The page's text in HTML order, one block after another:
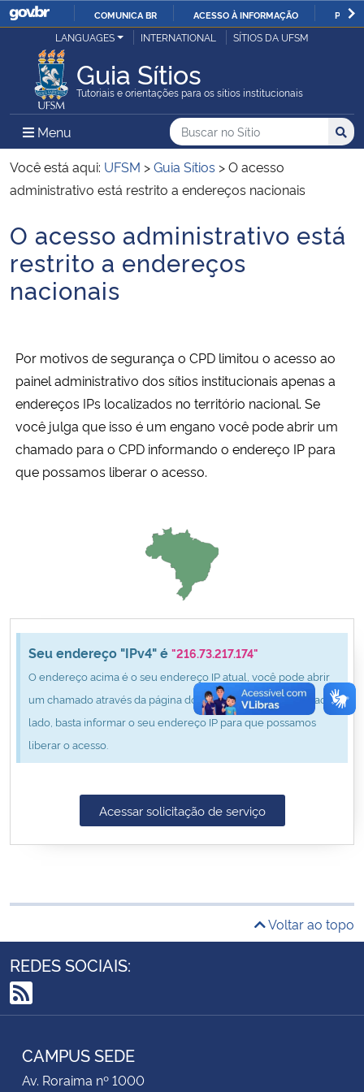
IR
O
COMUNICA BR ACESSO À INFORMAÇÃO
Ministério da Justiça e Segurança Pública
Ministério da Defesa
Ministério das Relações Exteriores
Ministério da Infraestrutura
Ministério da Agricultura, Pecuária e Abastecimento
Ministério da Cidadania
Ministério da Saúde
Ministério do Desenvolvimento Regional
Controladoria-Geral da União
Ministério da Mulher, da Família e dos Direitos Humanos
Secretaria-Geral
Secretaria de Governo
Planalto
LANGUAGES INTERNATIONAL SÍTIOS DA UFSM
Guia Sítios
Tutoriais e orientações para os sítios institucionais
Menu Menu Principal do Sítio
Busca
Buscar no no Sítio
Busca:
Você está aqui: UFSM >Guia Sítios >O acesso
administrativo está restrito a endereços nacionais
Início do conteúdo
O acesso administrativo está
restrito a endereços
nacionais
Por motivos de segurança o CPD limitou o acesso ao
painel administrativo dos sítios institucionais apenas a
endereços IPs localizados no território nacional. Se
você julga que isso é um engano você pode abrir um
chamado para o CPD informando o endereço IP para
que possamos liberar o acesso.
Seu endereço "IPv4" é "216.73.217.174"
O endereço acima é o seu endereço IP atual, você pode abrir
um chamado através da página do CPD clicando no botão ao
lado, basta informar o seu endereço IP para que possamos
liberar o acesso.
Acessar solicitação de serviço
Voltar ao topo
REDES SOCIAIS:
RSS
CAMPUS SEDE
Av. Roraima nº 1000